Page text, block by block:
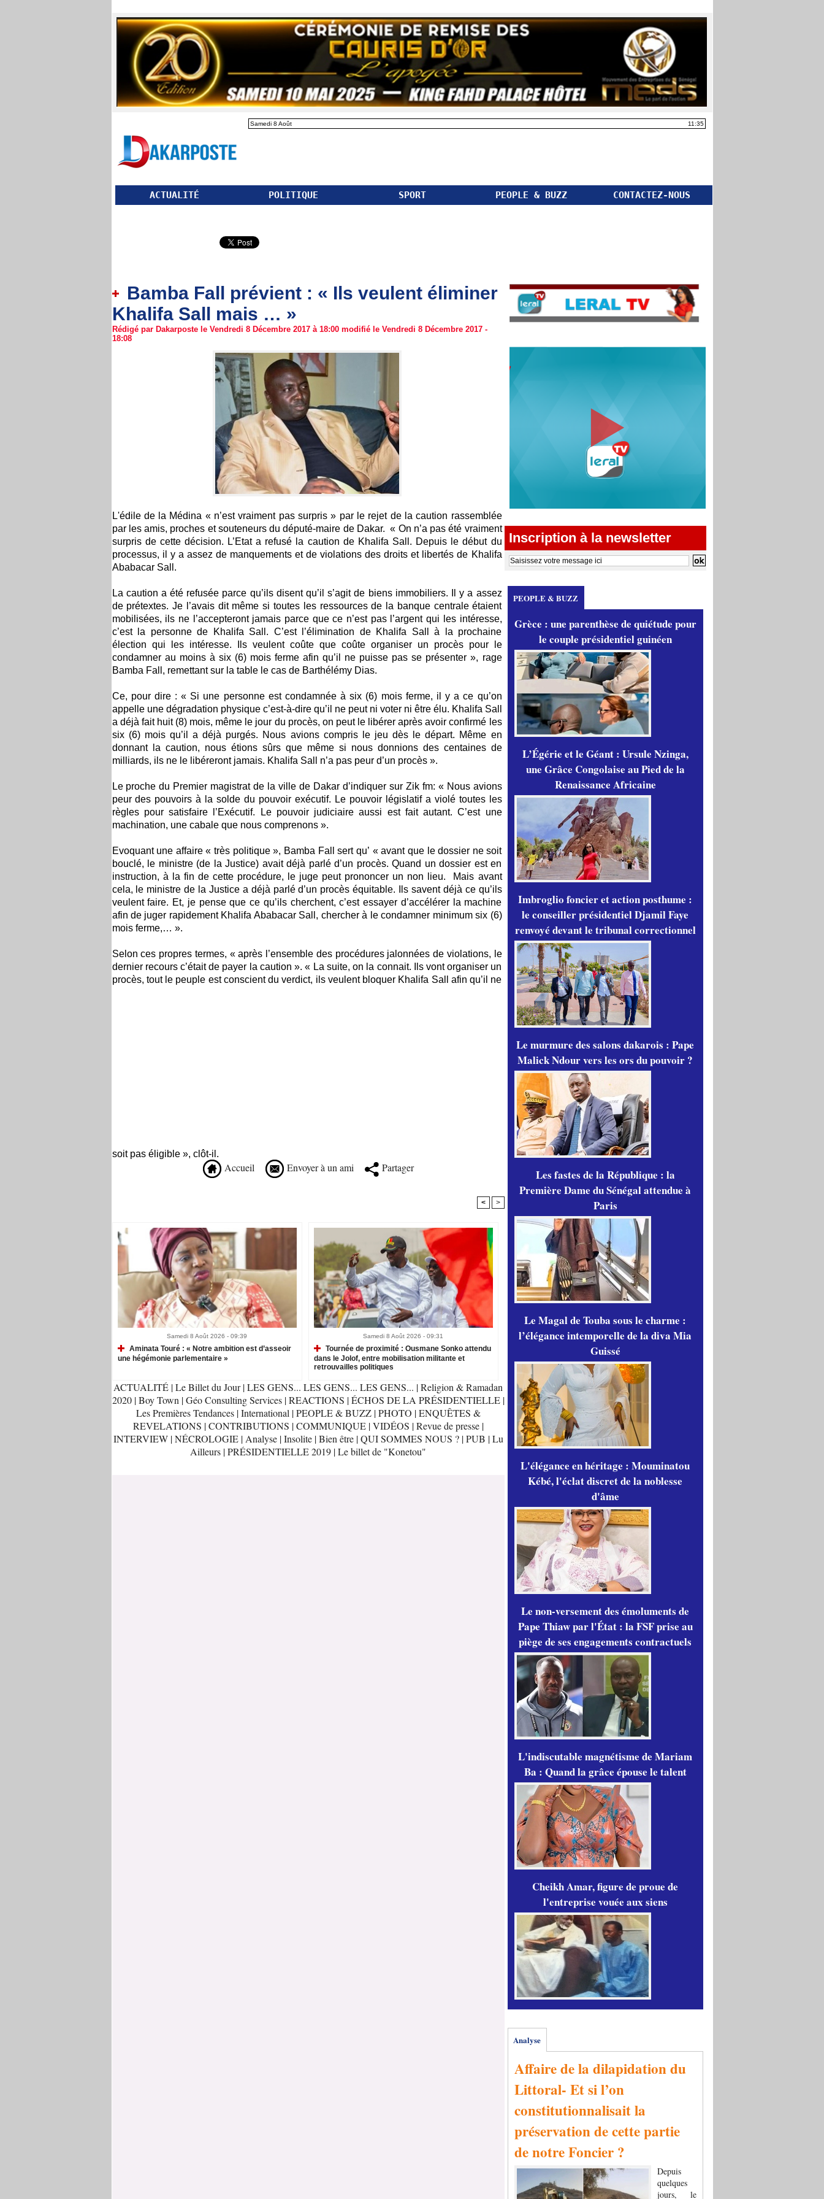
Samedi 8 Août 11:35
ACTUALITÉ POLITIQUE SPORT PEOPLE & BUZZ CONTACTEZ-NOUS
Bamba Fall prévient : « Ils veulent éliminer
Khalifa Sall mais … »
Rédigé par Dakarposte le Vendredi 8 Décembre 2017 à 18:00 modifié le Vendredi 8 Décembre 2017 -
18:08
L'édile de la Médina « n’est vraiment pas surpris » par le rejet de la caution rassemblée
par les amis, proches et souteneurs du député-maire de Dakar. « On n’a pas été vraiment
surpris de cette décision. L’Etat a refusé la caution de Khalifa Sall. Depuis le début du
processus, il y a assez de manquements et de violations des droits et libertés de Khalifa
Ababacar Sall.
La caution a été refusée parce qu’ils disent qu’il s’agit de biens immobiliers. Il y a assez
de prétextes. Je l’avais dit même si toutes les ressources de la banque centrale étaient
mobilisées, ils ne l’accepteront jamais parce que ce n’est pas l’argent qui les intéresse,
c’est la personne de Khalifa Sall. C’est l’élimination de Khalifa Sall à la prochaine
élection qui les intéresse. Ils veulent coûte que coûte organiser un procès pour le
condamner au moins à six (6) mois ferme afin qu’il ne puisse pas se présenter », rage
Bamba Fall, remettant sur la table le cas de Barthélémy Dias.
Ce, pour dire : « Si une personne est condamnée à six (6) mois ferme, il y a ce qu’on
appelle une dégradation physique c’est-à-dire qu’il ne peut ni voter ni être élu. Khalifa Sall
a déjà fait huit (8) mois, même le jour du procès, on peut le libérer après avoir confirmé les
six (6) mois qu’il a déjà purgés. Nous avions compris le jeu dès le départ. Même en
donnant la caution, nous étions sûrs que même si nous donnions des centaines de
milliards, ils ne le libéreront jamais. Khalifa Sall n’a pas peur d’un procès ».
Le proche du Premier magistrat de la ville de Dakar d’indiquer sur Zik fm: « Nous avions
peur des pouvoirs à la solde du pouvoir exécutif. Le pouvoir législatif a violé toutes les
règles pour satisfaire l’Exécutif. Le pouvoir judiciaire aussi est fait autant. C’est une
machination, une cabale que nous comprenons ».
Evoquant une affaire « très politique », Bamba Fall sert qu’ « avant que le dossier ne soit
bouclé, le ministre (de la Justice) avait déjà parlé d’un procès. Quand un dossier est en
instruction, à la fin de cette procédure, le juge peut prononcer un non lieu. Mais avant
cela, le ministre de la Justice a déjà parlé d’un procès équitable. Ils savent déjà ce qu’ils
veulent faire. Et, je pense que ce qu’ils cherchent, c’est essayer d’accélérer la machine
afin de juger rapidement Khalifa Ababacar Sall, chercher à le condamner minimum six (6)
mois ferme,… ».
Selon ces propres termes, « après l’ensemble des procédures jalonnées de violations, le
dernier recours c’était de payer la caution ». « La suite, on la connait. Ils vont organiser un
procès, tout le peuple est conscient du verdict, ils veulent bloquer Khalifa Sall afin qu’il ne
soit pas éligible », clôt-il.
Accueil Envoyer à un ami Partager
< >
Samedi 8 Août 2026 - 09:39
Aminata Touré : « Notre ambition est d’asseoir
une hégémonie parlementaire »
Samedi 8 Août 2026 - 09:31
Tournée de proximité : Ousmane Sonko attendu
dans le Jolof, entre mobilisation militante et
retrouvailles politiques
ACTUALITÉ |Le Billet du Jour |LES GENS... LES GENS... LES GENS... |Religion & Ramadan
2020 |Boy Town |Géo Consulting Services |REACTIONS |ÉCHOS DE LA PRÉSIDENTIELLE |
Les Premières Tendances |International |PEOPLE & BUZZ |PHOTO |ENQUÊTES &
REVELATIONS |CONTRIBUTIONS |COMMUNIQUE |VIDÉOS |Revue de presse |
INTERVIEW |NÉCROLOGIE |Analyse |Insolite |Bien être |QUI SOMMES NOUS ? |PUB |Lu
Ailleurs |PRÉSIDENTIELLE 2019 |Le billet de "Konetou"
Inscription à la newsletter
PEOPLE & BUZZ
Grèce : une parenthèse de quiétude pour
le couple présidentiel guinéen
L’Égérie et le Géant : Ursule Nzinga,
une Grâce Congolaise au Pied de la
Renaissance Africaine
Imbroglio foncier et action posthume :
le conseiller présidentiel Djamil Faye
renvoyé devant le tribunal correctionnel
Le murmure des salons dakarois : Pape
Malick Ndour vers les ors du pouvoir ?
Les fastes de la République : la
Première Dame du Sénégal attendue à
Paris
Le Magal de Touba sous le charme :
l’élégance intemporelle de la diva Mia
Guissé
L'élégance en héritage : Mouminatou
Kébé, l'éclat discret de la noblesse
d'âme
Le non-versement des émoluments de
Pape Thiaw par l'État : la FSF prise au
piège de ses engagements contractuels
L'indiscutable magnétisme de Mariam
Ba : Quand la grâce épouse le talent
Cheikh Amar, figure de proue de
l'entreprise vouée aux siens
Analyse
Affaire de la dilapidation du
Littoral- Et si l’on
constitutionnalisait la
préservation de cette partie
de notre Foncier ?
Depuis
quelques
jours, le